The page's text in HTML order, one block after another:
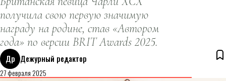
получила свою первую значимую
награду на родине, став «Автором
года» по версии BRIT Awards 2025.
Др Дежурный редактор
27 февраля 2025